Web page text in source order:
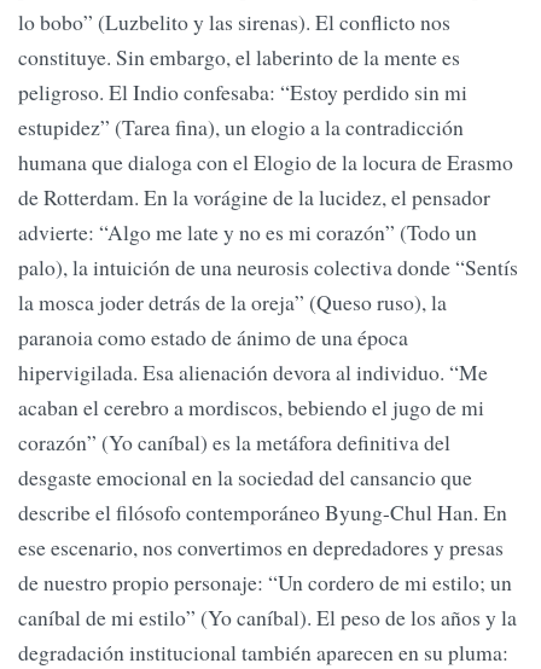
lo bobo” (Luzbelito y las sirenas). El conflicto nos
constituye. Sin embargo, el laberinto de la mente es
peligroso. El Indio confesaba: “Estoy perdido sin mi
estupidez” (Tarea fina), un elogio a la contradicción
humana que dialoga con el Elogio de la locura de Erasmo
de Rotterdam. En la vorágine de la lucidez, el pensador
advierte: “Algo me late y no es mi corazón” (Todo un
palo), la intuición de una neurosis colectiva donde “Sentís
la mosca joder detrás de la oreja” (Queso ruso), la
paranoia como estado de ánimo de una época
hipervigilada. Esa alienación devora al individuo. “Me
acaban el cerebro a mordiscos, bebiendo el jugo de mi
corazón” (Yo caníbal) es la metáfora definitiva del
desgaste emocional en la sociedad del cansancio que
describe el filósofo contemporáneo Byung-Chul Han. En
ese escenario, nos convertimos en depredadores y presas
de nuestro propio personaje: “Un cordero de mi estilo; un
caníbal de mi estilo” (Yo caníbal). El peso de los años y la
degradación institucional también aparecen en su pluma: